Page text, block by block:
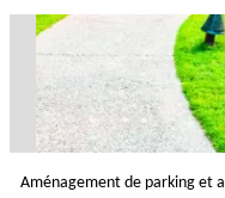
Aménagement de parking et